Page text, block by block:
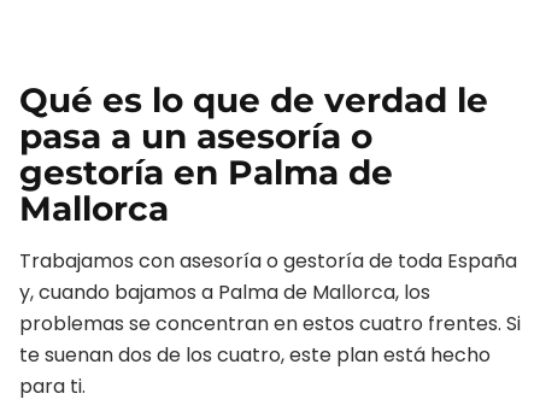
Qué es lo que de verdad le
pasa a un asesoría o
gestoría en Palma de
Mallorca
Trabajamos conasesoría o gestoríade toda España
y, cuando bajamos a Palma de Mallorca, los
problemas se concentran en estos cuatro frentes. Si
te suenan dos de los cuatro, este plan está hecho
para ti.